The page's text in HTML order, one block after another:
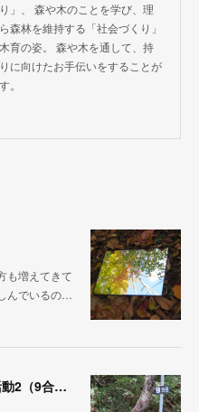
」、 森や木のことを学び、理
森林を維持する「社会づくり」
育の姿。 森や木を通して、持
に向けたお手伝いをすることが
。
も増えてきて
んでいるの…
【ようてい木育倶楽部登山部初活動2（9合目～徳舜瞥山頂上～ホロホロ山頂上～下山）】